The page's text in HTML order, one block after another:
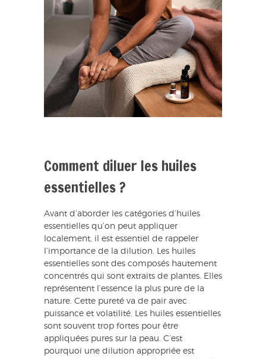
Comment diluer les huiles
essentielles ?
Avant d’aborder les catégories d’huiles
essentielles qu’on peut appliquer
localement, il est essentiel de rappeler
l’importance de la dilution. Les huiles
essentielles sont des composés hautement
concentrés qui sont extraits de plantes. Elles
représentent l’essence la plus pure de la
nature. Cette pureté va de pair avec
puissance et volatilité. Les huiles essentielles
sont souvent trop fortes pour être
appliquées pures sur la peau. C’est
pourquoi une dilution appropriée est